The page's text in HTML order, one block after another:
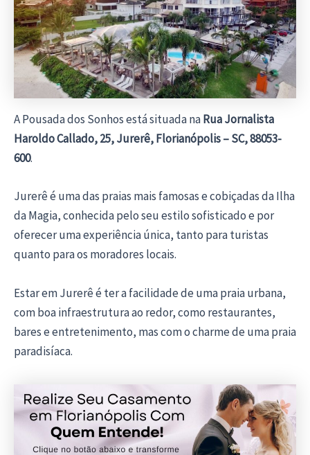
A Pousada dos Sonhos está situada naRua Jornalista
Haroldo Callado, 25, Jurerê, Florianópolis – SC, 88053-
600.
Jurerê é uma das praias mais famosas e cobiçadas da Ilha
da Magia, conhecida pelo seu estilo sofisticado e por
oferecer uma experiência única, tanto para turistas
quanto para os moradores locais.
Estar em Jurerê é ter a facilidade de uma praia urbana,
com boa infraestrutura ao redor, como restaurantes,
bares e entretenimento, mas com o charme de uma praia
paradisíaca.